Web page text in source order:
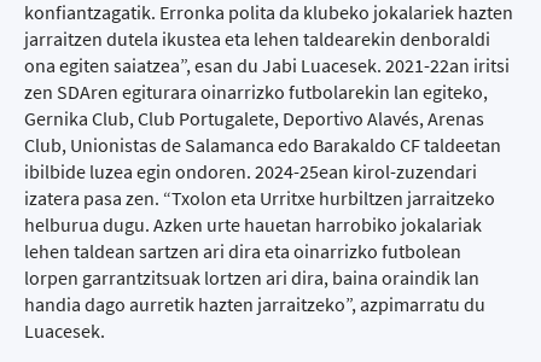
konfiantzagatik. Erronka polita da klubeko jokalariek hazten
jarraitzen dutela ikustea eta lehen taldearekin denboraldi
ona egiten saiatzea”, esan du Jabi Luacesek. 2021-22an iritsi
zen SDAren egiturara oinarrizko futbolarekin lan egiteko,
Gernika Club, Club Portugalete, Deportivo Alavés, Arenas
Club, Unionistas de Salamanca edo Barakaldo CF taldeetan
ibilbide luzea egin ondoren. 2024-25ean kirol-zuzendari
izatera pasa zen. “Txolon eta Urritxe hurbiltzen jarraitzeko
helburua dugu. Azken urte hauetan harrobiko jokalariak
lehen taldean sartzen ari dira eta oinarrizko futbolean
lorpen garrantzitsuak lortzen ari dira, baina oraindik lan
handia dago aurretik hazten jarraitzeko”, azpimarratu du
Luacesek.